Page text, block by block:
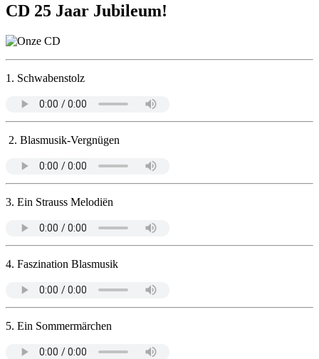
CD 25 Jaar Jubileum!
1. Schwabenstolz
2. Blasmusik-Vergnügen
3. Ein Strauss Melodiën
4. Faszination Blasmusik
5. Ein Sommermärchen